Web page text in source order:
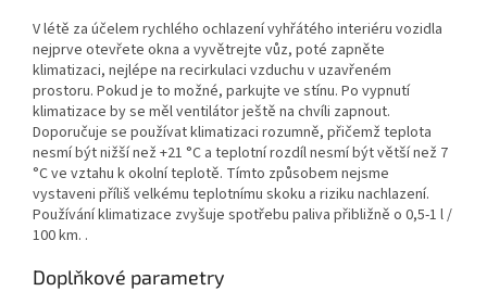
V létě za účelem rychlého ochlazení vyhřátého interiéru vozidla
nejprve otevřete okna a vyvětrejte vůz, poté zapněte
klimatizaci, nejlépe na recirkulaci vzduchu v uzavřeném
prostoru. Pokud je to možné, parkujte ve stínu. Po vypnutí
klimatizace by se měl ventilátor ještě na chvíli zapnout.
Doporučuje se používat klimatizaci rozumně, přičemž teplota
nesmí být nižší než +21 °C a teplotní rozdíl nesmí být větší než 7
°C ve vztahu k okolní teplotě. Tímto způsobem nejsme
vystaveni příliš velkému teplotnímu skoku a riziku nachlazení.
Používání klimatizace zvyšuje spotřebu paliva přibližně o 0,5-1 l /
100 km. .
Doplňkové parametry